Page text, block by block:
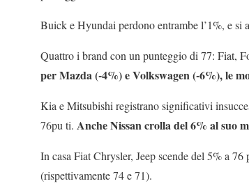
Buick e Hyundai perdono entrambe l’1%, e si
Quattro i brand con un punteggio di 77: Fiat,
per Mazda (-4%) e Volkswagen (-6%), le
Kia e Mitsubishi registrano significativi
76pu ti. Anche Nissan crolla del 6% al suo
In casa Fiat Chrysler, Jeep scende del 5% a
(rispettivamente 74 e 71).